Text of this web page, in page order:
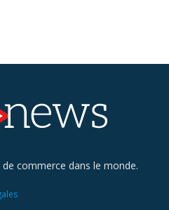
commerce dans le monde.